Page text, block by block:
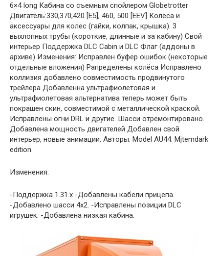
6×4 long Кабина со съемным спойлером Globetrotter
Двигатель:330,370,420 [E5], 460, 500 [EEV] Колёса и
аксессуары для колес (гайки, колпак, крышка). 3
выхлопных трубы (короткие, длинные и за кабину) Свой
интерьер Поддержка DLC Cabin и DLC Флаг (аддоны в
архиве) Изменения: Исправлен буфер ошибок (некоторые
отдельные вложения) Рапределены колёса Исправлено
коллизия добавлено совместимость продвинутого
трейлера Добавленна ультрафиолетовая и
ультрафиолетовая альтернатива теперь может быть
покрашен скин, совместимой с металлической краской.
Исправлены огни DRL и другие. Шасси отремонтировано.
Добавлена мощность двигателей Добавлен свой
интерьер, новые анимации. Авторы: Model AU44. Mjtemdark
edition.
Изменения:
-Поддержка 1.31.x -Добавлены кабели прицепа.
-Добавлено шасси 4х2. -Исправлены позиции DLC
игрушек. -Добавлена низкая кабина.